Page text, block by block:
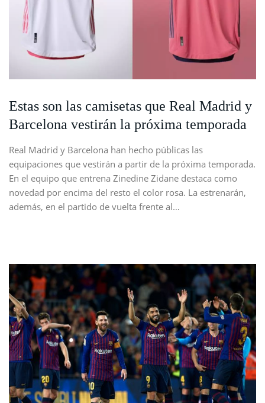
Estas son las camisetas que Real Madrid y
Barcelona vestirán la próxima temporada
Real Madrid y Barcelona han hecho públicas las
equipaciones que vestirán a partir de la próxima temporada.
En el equipo que entrena Zinedine Zidane destaca como
novedad por encima del resto el color rosa. La estrenarán,
además, en el partido de vuelta frente al…